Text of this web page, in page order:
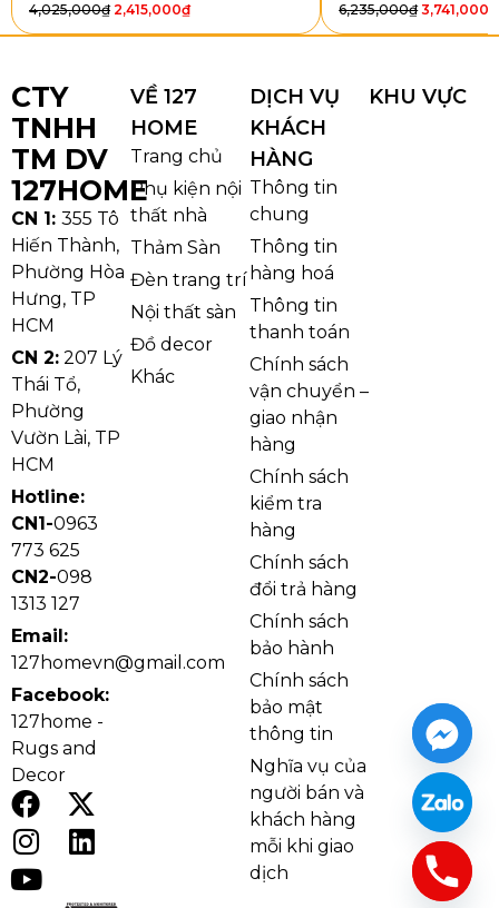
khối vuông vắn, gọn và dễ ứng dụng cho nhiều
thực tế: mẫu thấp phù hợp cho lối đi hoặc bồn cây,
mẫu cao phù hợp cho khu vực cổng, sân trước hay
những khoảng cần điểm nhấn rõ hơn. Kiểu dáng này
tạo cảm giác gọn gàng, hiện đại và không bị lỗi mốt
nhanh.
Ảnh thật Đèn Trụ DT26
4,025,000₫ 2,415,000₫ 6,235,000₫ 3,741,000
CTY
TNHH
TM DV
127HOME
CN 1: 355 Tô
Hiến Thành,
Phường Hòa
Hưng, TP
HCM
CN 2: 207 Lý
Thái Tổ,
Phường
Vườn Lài, TP
HCM
Hotline:
CN1-0963
773 625
CN2-098
1313 127
Email:
127homevn@gmail.com
Facebook:
127home -
Rugs and
Decor
VỀ 127
HOME
Trang chủ
Phụ kiện nội
thất nhà
Thảm Sàn
Đèn trang trí
Nội thất sàn
Đồ decor
Khác
DỊCH VỤ
KHÁCH
HÀNG
Thông tin
chung
Thông tin
hàng hoá
Thông tin
thanh toán
Chính sách
vận chuyển –
giao nhận
hàng
Chính sách
kiểm tra
hàng
Chính sách
đổi trả hàng
Chính sách
bảo hành
Chính sách
bảo mật
thông tin
Nghĩa vụ của
người bán và
khách hàng
mỗi khi giao
dịch
KHU VỰC